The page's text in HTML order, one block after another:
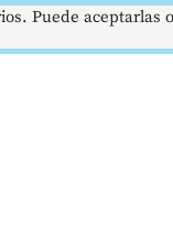
Puede aceptarlas